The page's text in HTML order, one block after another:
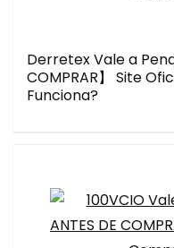
Derretex Vale a
COMPRAR】 Site
Funciona?